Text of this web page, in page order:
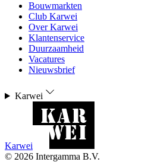
Bouwmarkten
Club Karwei
Over Karwei
Klantenservice
Duurzaamheid
Vacatures
Nieuwsbrief
Karwei
Karwei
© 2026 Intergamma B.V.